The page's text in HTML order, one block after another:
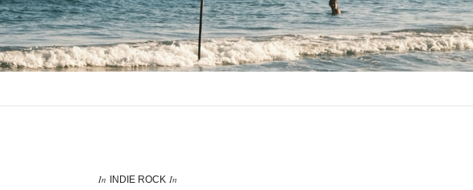
In INDIE ROCK In